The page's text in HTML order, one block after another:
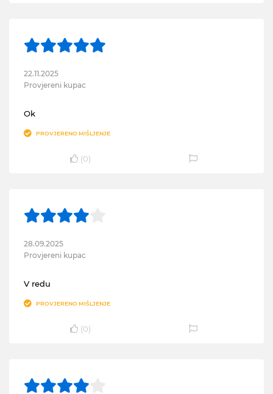
22.11.2025
Provjereni kupac
Ok
PROVJERENO MIŠLJENJE
(0)
28.09.2025
Provjereni kupac
V redu
PROVJERENO MIŠLJENJE
(0)